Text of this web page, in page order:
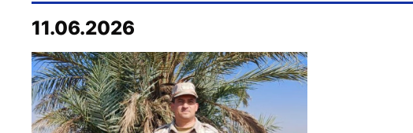
11.06.2026